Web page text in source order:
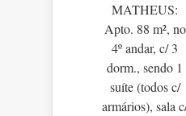
MATHEUS:
Apto. 88 m², no
4º andar, c/ 3
dorm., sendo 1
suíte (todos c/
armários), sala